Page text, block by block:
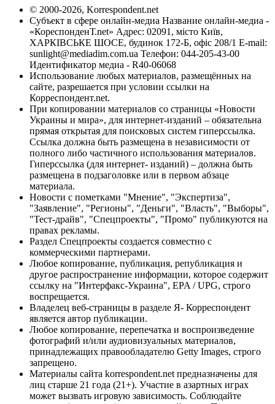
© 2000-2026, Korrespondent.net
Субъект в сфере онлайн-медиа Название онлайн-медиа -
«КореспонденТ.net» Адрес: 02091, місто Київ,
ХАРКІВСЬКЕ ШОСЕ, будинок 172-Б, офіс 208/1 E-mail:
sunlight@mediadim.com.ua Телефон: 044-205-43-00
Идентификатор медиа - R40-06068
Использование любых материалов, размещённых на
сайте, разрешается при условии ссылки на
Корреспондент.net.
При копировании материалов со страницы «Новости
Украины и мира», для интернет-изданий – обязательна
прямая открытая для поисковых систем гиперссылка.
Ссылка должна быть размещена в независимости от
полного либо частичного использования материалов.
Гиперссылка (для интернет- изданий) – должна быть
размещена в подзаголовке или в первом абзаце
материала.
Новости с пометками "Мнение", "Экспертиза",
"Заявление", "Регионы", "Деньги", "Власть", "Выборы",
"Тест-драйв", "Спецпроекты", "Промо" публикуются на
правах рекламы.
Раздел Спецпроекты создается совместно с
коммерческими партнерами.
Любое копирование, публикация, републикация и
другое распространение информации, которое содержит
ссылку на "Интерфакс-Украина", EPA / UPG, строго
воспрещается.
Владелец веб-страницы в разделе Я- Корреспондент
является автор публикации.
Любое копирование, перепечатка и воспроизведение
фотографий и/или аудиовизуальных материалов,
принадлежащих правообладателю Getty Images, строго
запрещено.
Материалы сайта korrespondent.net предназначены для
лиц старше 21 года (21+). Участие в азартных играх
может вызвать игровую зависимость. Соблюдайте